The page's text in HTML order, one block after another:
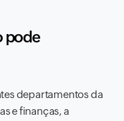
pode
departamentos da
e finanças, a